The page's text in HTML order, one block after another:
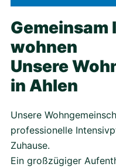
Gemeinsam
wohnen
Unsere
in Ahlen
Unsere
professionelle
Zuhause.
Ein großzügiger